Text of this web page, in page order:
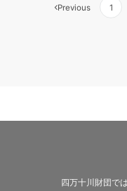
投
り
Previous 1
四万十川財団で